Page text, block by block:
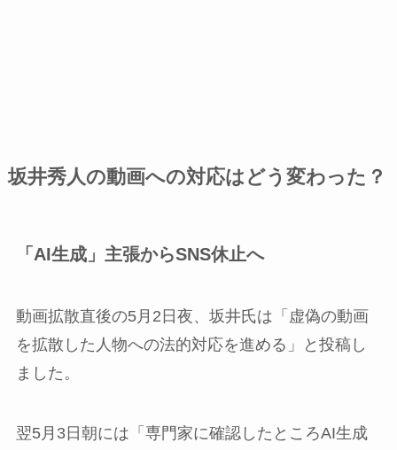
坂井秀人の動画への対応はどう変わった？
「AI生成」主張からSNS休止へ
動画拡散直後の5月2日夜、坂井氏は「虚偽の動画
を拡散した人物への法的対応を進める」と投稿し
ました。
翌5月3日朝には「専門家に確認したところAI生成